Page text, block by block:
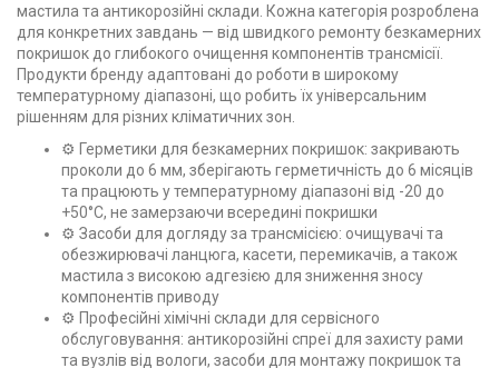
мастила та антикорозійні склади. Кожна категорія розроблена
для конкретних завдань — від швидкого ремонту безкамерних
покришок до глибокого очищення компонентів трансмісії.
Продукти бренду адаптовані до роботи в широкому
температурному діапазоні, що робить їх універсальним
рішенням для різних кліматичних зон.
⚙️ Герметики для безкамерних покришок: закривають
проколи до 6 мм, зберігають герметичність до 6 місяців
та працюють у температурному діапазоні від -20 до
+50°C, не замерзаючи всередині покришки
⚙️ Засоби для догляду за трансмісією: очищувачі та
обезжирювачі ланцюга, касети, перемикачів, а також
мастила з високою адгезією для зниження зносу
компонентів приводу
⚙️ Професійні хімічні склади для сервісного
обслуговування: антикорозійні спреї для захисту рами
та вузлів від вологи, засоби для монтажу покришок та